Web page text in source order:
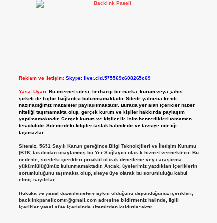
Reklam ve İletişim: Skype: live:.cid.575569c608265c69
Yasal Uyarı: Bu internet sitesi, herhangi bir marka, kurum veya şahıs
şirketi ile hiçbir bağlantısı bulunmamaktadır. Sitede yalnızca kendi
hazırladığımız makaleler paylaşılmaktadır. Burada yer alan içerikler haber
niteliği taşımamakta olup, gerçek kurum ve kişiler hakkında paylaşım
yapılmamaktadır. Gerçek kurum ve kişiler ile isim benzerlikleri tamamen
tesadüfidir. Sitemizdeki bilgiler taslak halindedir ve tavsiye niteliği
taşımazlar.
Sitemiz, 5651 Sayılı Kanun gereğince Bilgi Teknolojileri ve İletişim Kurumu
(BTK) tarafından onaylanmış bir Yer Sağlayıcı olarak hizmet vermektedir. Bu
nedenle, sitedeki içerikleri proaktif olarak denetleme veya araştırma
yükümlülüğümüz bulunmamaktadır. Ancak, üyelerimiz yazdıkları içeriklerin
sorumluluğunu taşımakta olup, siteye üye olarak bu sorumluluğu kabul
etmiş sayılırlar.
Hukuka ve yasal düzenlemelere aykırı olduğunu düşündüğünüz içerikleri,
backlinkpanelicomtr@gmail.comadresine bildirmeniz halinde, ilgili
içerikler yasal süre içerisinde sitemizden kaldırılacaktır.